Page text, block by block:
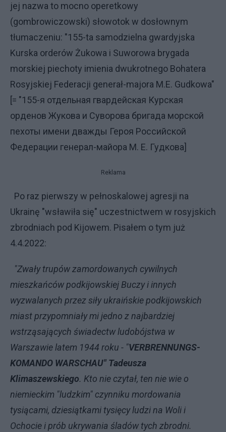
jej nazwa to mocno operetkowy
(gombrowiczowski) słowotok w dosłownym
tłumaczeniu: "155-ta samodzielna gwardyjska
Kurska orderów Żukowa i Suworowa brygada
morskiej piechoty imienia dwukrotnego Bohatera
Rosyjskiej Federacji generał-majora M.E. Gudkowa"
[= "155-я отдельная гвардейская Курская
орденов Жукова и Суворова бригада морской
пехоты имени дважды Героя Российской
Федерации генерал-майора М. Е. Гудкова]
Reklama
Po raz pierwszy w pełnoskalowej agresji na
Ukrainę "wsławiła się" uczestnictwem w rosyjskich
zbrodniach pod Kijowem. Pisałem o tym już
4.4.2022:
"Zwały trupów zamordowanych cywilnych
mieszkańców podkijowskiej Buczy i innych
wyzwalanych przez siły ukraińskie podkijowskich
miast przypomniały mi jedno z najbardziej
wstrząsających świadectw ludobójstwa w
Warszawie latem 1944 roku - "VERBRENNUNGS-
KOMANDO WARSCHAU" Tadeusza
Klimaszewskiego. Kto nie czytał, ten nie wie o
niemieckim "ludzkim" czynniku mordowania
tysiącami, dziesiątkami tysięcy ludzi na Woli i
Ochocie i prób ukrywania śladów tych zbrodni.